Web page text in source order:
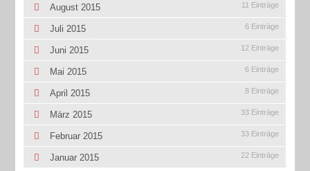
August 2015 11 Einträge
Juli 2015 6 Einträge
Juni 2015 12 Einträge
Mai 2015 6 Einträge
April 2015 8 Einträge
März 2015 33 Einträge
Februar 2015 33 Einträge
Januar 2015 22 Einträge